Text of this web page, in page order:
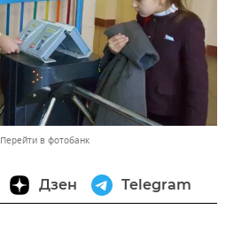
Перейти в фотобанк
Дзен Telegram